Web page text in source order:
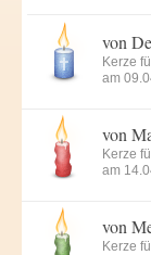
von
Kerze
am
von
Kerze
am
von
Kerze